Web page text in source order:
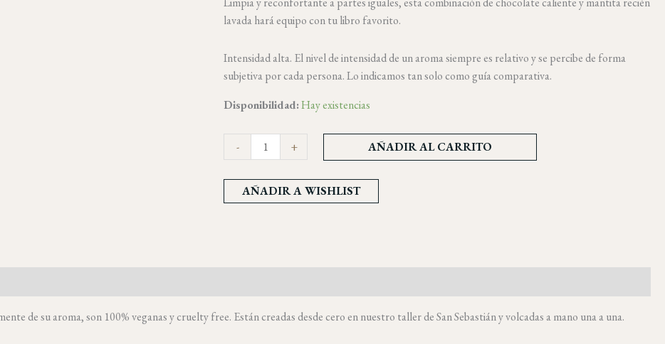
lavada hará equipo con tu libro favorito.
Intensidad alta. El nivel de intensidad de un aroma siempre es relativo y se percibe de forma
subjetiva por cada persona. Lo indicamos tan solo como guía comparativa.
Disponibilidad:Hay existencias
- + AÑADIR AL CARRITO
AÑADIR A WISHLIST
de su aroma, son 100% veganas y cruelty free. Están creadas desde cero en nuestro taller de San Sebastián y volcadas a mano una a una.